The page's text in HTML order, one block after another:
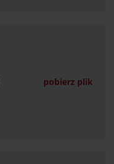
pobierz plik